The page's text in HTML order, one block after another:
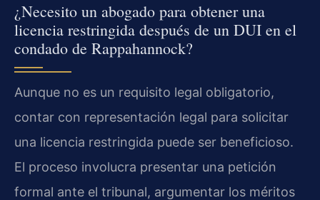
¿Necesito un abogado para obtener una
licencia restringida después de un DUI en el
condado de Rappahannock?
Aunque no es un requisito legal obligatorio,
contar con representación legal para solicitar
una licencia restringida puede ser beneficioso.
El proceso involucra presentar una petición
formal ante el tribunal, argumentar los méritos